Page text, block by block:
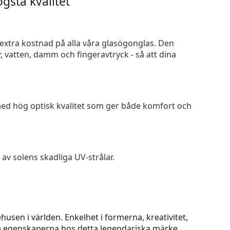
kostnad på alla våra glasögonglas. Den
damm och fingeravtryck - så att dina
hög optisk kvalitet som ger både komfort och
solens skadliga UV-strålar.
i världen. Enkelhet i formerna, kreativitet,